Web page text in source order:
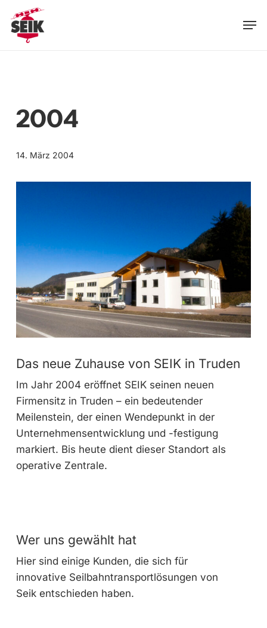
main
2004
14. März 2004
Das neue Zuhause von SEIK in Truden
Im Jahr 2004 eröffnet SEIK seinen neuen
Firmensitz in Truden – ein bedeutender
Meilenstein, der einen Wendepunkt in der
Unternehmensentwicklung und -festigung
markiert. Bis heute dient dieser Standort als
operative Zentrale.
Wer uns gewählt hat
Hier sind einige Kunden, die sich für
innovative Seilbahntransportlösungen von
Seik entschieden haben.